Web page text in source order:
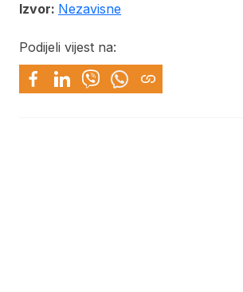
Izvor: Nezavisne
Podijeli vijest na: